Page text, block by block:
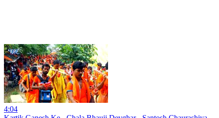
4:04